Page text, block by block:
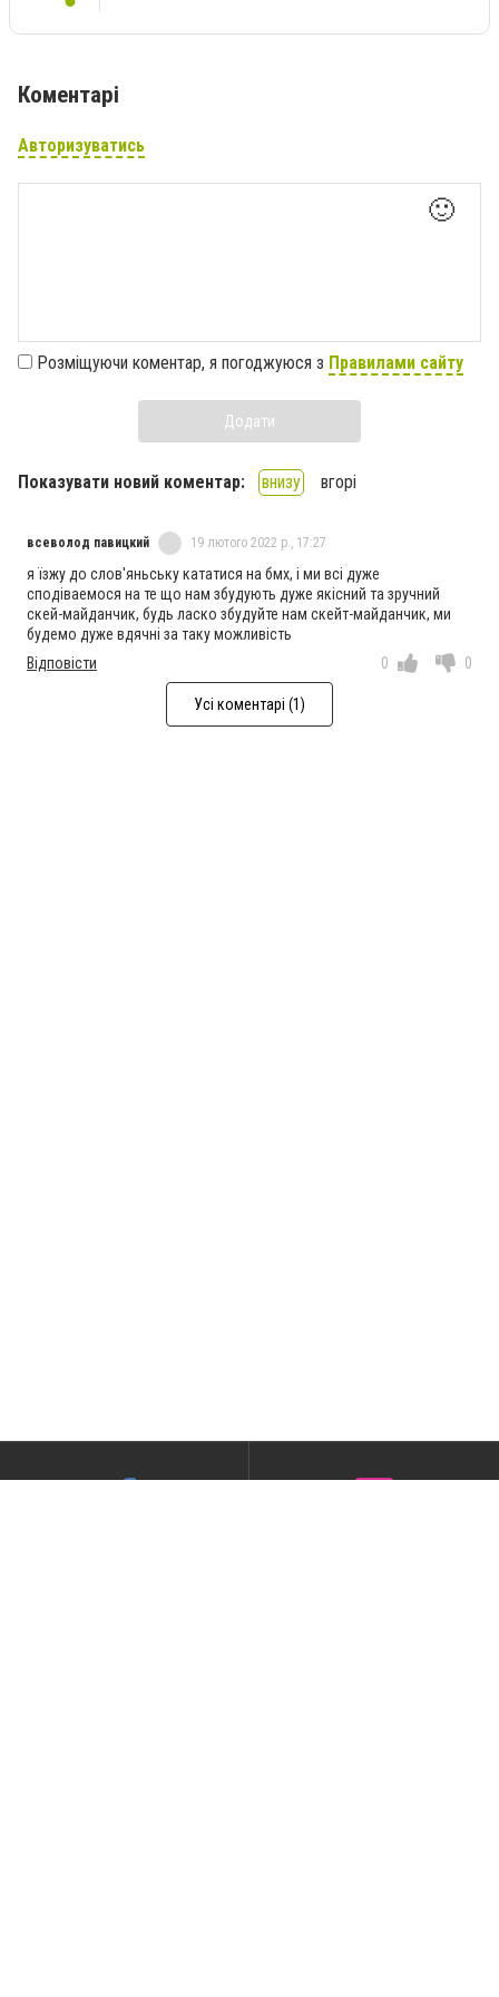
Коментарі
Авторизуватись
🙂
Розміщуючи коментар, я погоджуюся з Правилами сайту
Додати
Показувати новий коментар: внизу вгорі
всеволод павицкий 19 лютого 2022 р., 17:27
я їзжу до слов'яньську кататися на бмх, і ми всі дуже
сподіваемося на те що нам збудують дуже якісний та зручний
скей-майданчик, будь ласко збудуйте нам скейт-майданчик, ми
будемо дуже вдячні за таку можливість
Відповісти
0 0
Усі коментарі (1)